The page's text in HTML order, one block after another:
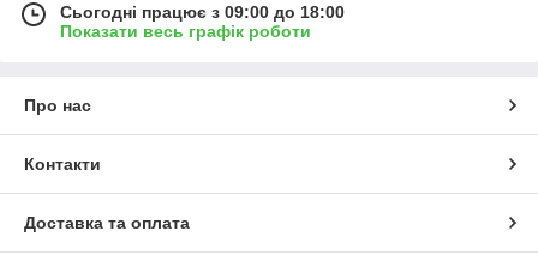
Сьогодні працює з 09:00 до 18:00
Показати весь графік роботи
Про нас
Контакти
Доставка та оплата